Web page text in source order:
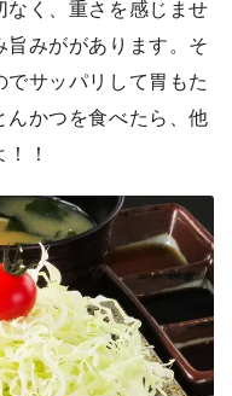
く、重さを感じませ
みががあります。そ
サッパリして胃もた
かつを食べたら、他
！